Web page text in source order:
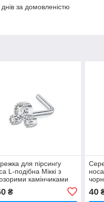
за домовленістю
для пірсингу
L-подібна Міккі з
камінчиками
₴ 40